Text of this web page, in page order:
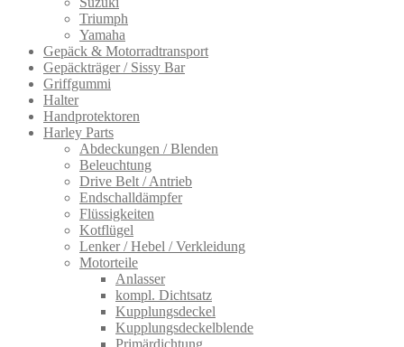
Triumph
Yamaha
Gepäck & Motorradtransport
Gepäckträger / Sissy Bar
Griffgummi
Halter
Handprotektoren
Harley Parts
Abdeckungen / Blenden
Beleuchtung
Drive Belt / Antrieb
Endschalldämpfer
Flüssigkeiten
Kotflügel
Lenker / Hebel / Verkleidung
Motorteile
Anlasser
kompl. Dichtsatz
Kupplungsdeckel
Kupplungsdeckelblende